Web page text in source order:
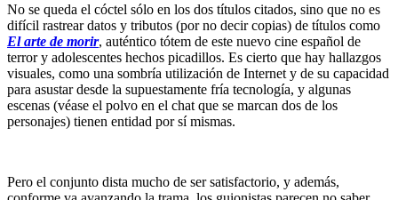
No se queda el cóctel sólo en los dos títulos citados, sino que no es
difícil rastrear datos y tributos (por no decir copias) de títulos como
El arte de morir, auténtico tótem de este nuevo cine español de
terror y adolescentes hechos picadillos. Es cierto que hay hallazgos
visuales, como una sombría utilización de Internet y de su capacidad
para asustar desde la supuestamente fría tecnología, y algunas
escenas (véase el polvo en el chat que se marcan dos de los
personajes) tienen entidad por sí mismas.
Pero el conjunto dista mucho de ser satisfactorio, y además,